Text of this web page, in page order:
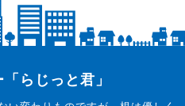
らじっと君」